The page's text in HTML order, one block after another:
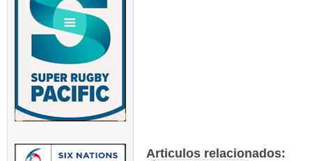
Articulos relacionados: